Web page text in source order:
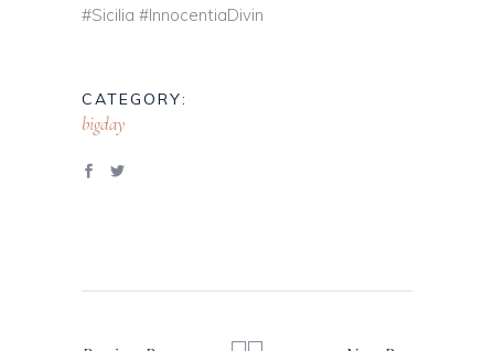
#Sicilia #InnocentiaDivin
CATEGORY:
bigday